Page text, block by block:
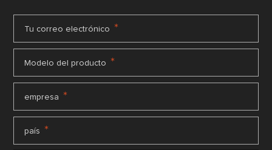
Tu correo electrónico *
Modelo del producto *
empresa *
país *